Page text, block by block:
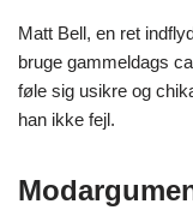
Matt Bell, en ret
bruge gammeldags
føle sig usikre og
han ikke fejl.